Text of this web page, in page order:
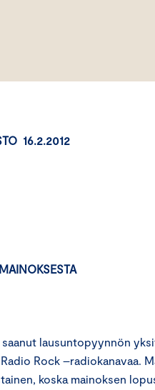
16.2.2012
lausuntopyynnön
Rock –radiokanavaa.
koska mainoksen